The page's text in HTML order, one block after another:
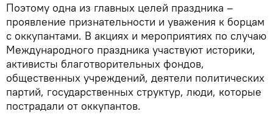
Поэтому одна из главных целей праздника –
проявление признательности и уважения к борцам
с оккупантами. В акциях и мероприятиях по случаю
Международного праздника участвуют историки,
активисты благотворительных фондов,
общественных учреждений, деятели политических
партий, государственных структур, люди, которые
пострадали от оккупантов.